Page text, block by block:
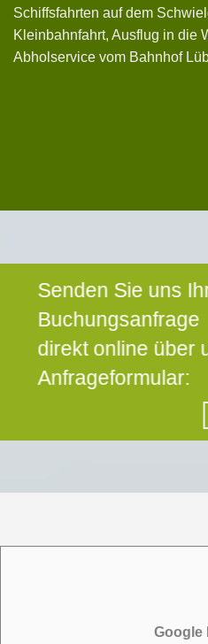
Schiffsfahrten auf dem
Kleinbahnfahrt, Ausflug in die
Abholservice vom Bahnhof
Senden Sie uns
Buchungsanfrage
direkt online über
Anfrageformular:
Google